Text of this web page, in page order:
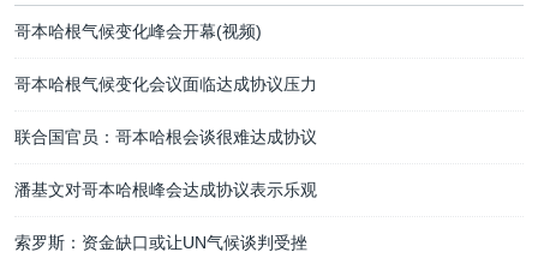
哥本哈根气候变化峰会开幕(视频)
哥本哈根气候变化会议面临达成协议压力
联合国官员：哥本哈根会谈很难达成协议
潘基文对哥本哈根峰会达成协议表示乐观
索罗斯：资金缺口或让UN气候谈判受挫